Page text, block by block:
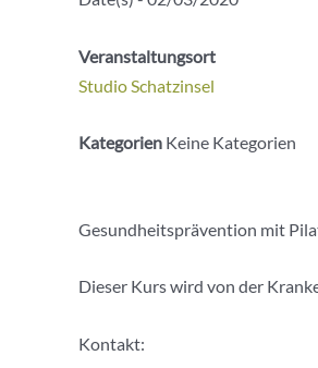
Veranstaltungsort
Studio Schatzinsel
Kategorien Keine Kategorien
Gesundheitsprävention mit
Dieser Kurs wird von der
Kontakt: